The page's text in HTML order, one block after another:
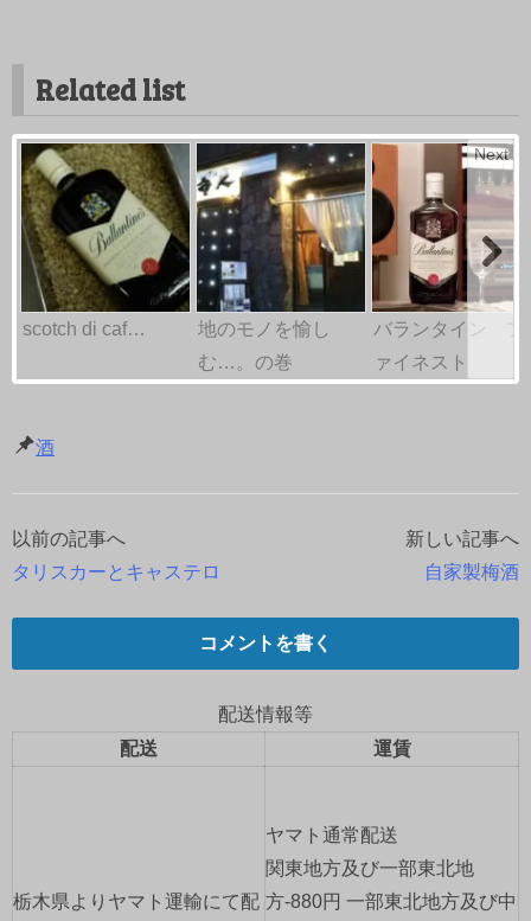
Related list
scotch di caf…
地のモノを愉し
む…。の巻
バランタイン フ
ァイネスト
Next
酒
投
ョ
以前の記事へ
タリスカーとキャステロ
新しい記事へ
自家製梅酒
コメントを書く
配送情報等
配送
運賃
栃木県よりヤマト運輸にて配
ヤマト通常配送
関東地方及び一部東北地
方-880円 一部東北地方及び中